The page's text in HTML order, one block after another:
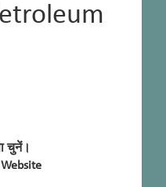
चुनें।